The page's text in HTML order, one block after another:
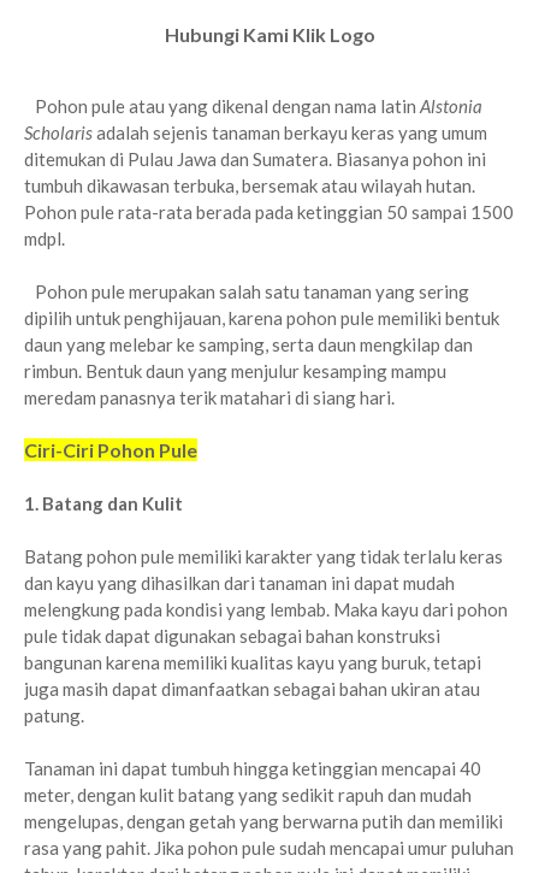
Hubungi Kami Klik Logo
Pohon pule atau yang dikenal dengan nama latin Alstonia
Scholarisadalah sejenis tanaman berkayu keras yang umum
ditemukan di Pulau Jawa dan Sumatera. Biasanya pohon ini
tumbuh dikawasan terbuka, bersemak atau wilayah hutan.
Pohon pule rata-rata berada pada ketinggian 50 sampai 1500
mdpl.
Pohon pule merupakan salah satu tanaman yang sering
dipilih untuk penghijauan, karena pohon pule memiliki bentuk
daun yang melebar ke samping, serta daun mengkilap dan
rimbun. Bentuk daun yang menjulur kesamping mampu
meredam panasnya terik matahari di siang hari.
Ciri-Ciri Pohon Pule
1. Batang dan Kulit
Batang pohon pule memiliki karakter yang tidak terlalu keras
dan kayu yang dihasilkan dari tanaman ini dapat mudah
melengkung pada kondisi yang lembab. Maka kayu dari pohon
pule tidak dapat digunakan sebagai bahan konstruksi
bangunan karena memiliki kualitas kayu yang buruk, tetapi
juga masih dapat dimanfaatkan sebagai bahan ukiran atau
patung.
Tanaman ini dapat tumbuh hingga ketinggian mencapai 40
meter, dengan kulit batang yang sedikit rapuh dan mudah
mengelupas, dengan getah yang berwarna putih dan memiliki
rasa yang pahit. Jika pohon pule sudah mencapai umur puluhan